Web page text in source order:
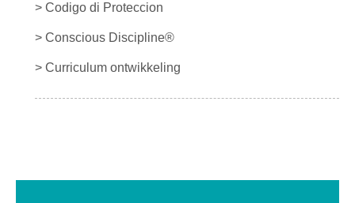
> Codigo di Proteccion
> Conscious Discipline®
> Curriculum ontwikkeling